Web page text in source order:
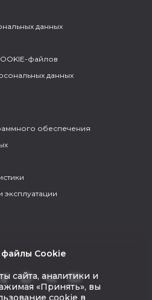
данных
файлов
данных
обеспечения
эксплуатации
Cookie
сайта, аналитики и
«Принять», вы
cookie в